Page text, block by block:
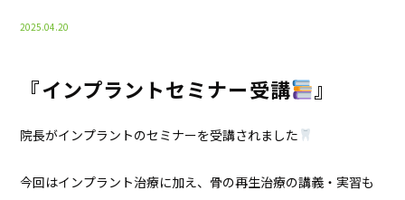
2025.04.20
『インプラントセミナー受講 』
院長がインプラントのセミナーを受講されました
今回はインプラント治療に加え、骨の再生治療の講義・実習も